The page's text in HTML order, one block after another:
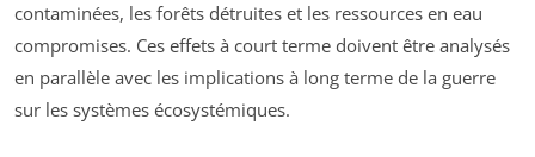
contaminées, les forêts détruites et les ressources en eau
compromises. Ces effets à court terme doivent être analysés
en parallèle avec les implications à long terme de la guerre
sur les systèmes écosystémiques.